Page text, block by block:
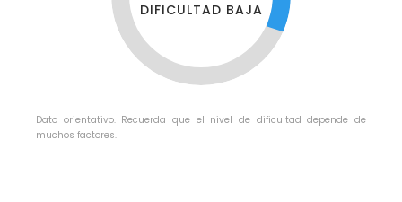
DIFICULTAD BAJA
Dato orientativo. Recuerda que el nivel de dificultad depende de
muchos factores.